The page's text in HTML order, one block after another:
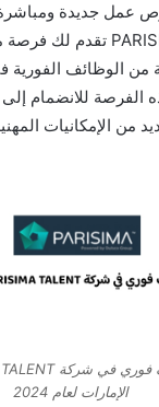
عمل جديدة ومباشرة
من الوظائف الفورية
الفرصة للانضمام
من الإمكانيات
الإمارات لعام 2024